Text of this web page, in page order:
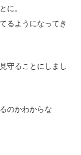
に。
るようになってき
守ることにしまし
のかわからな